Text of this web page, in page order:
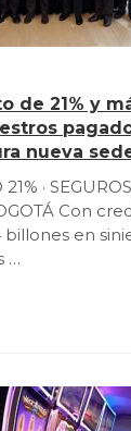
de 21% y
nueva
·
Con
billones en
…